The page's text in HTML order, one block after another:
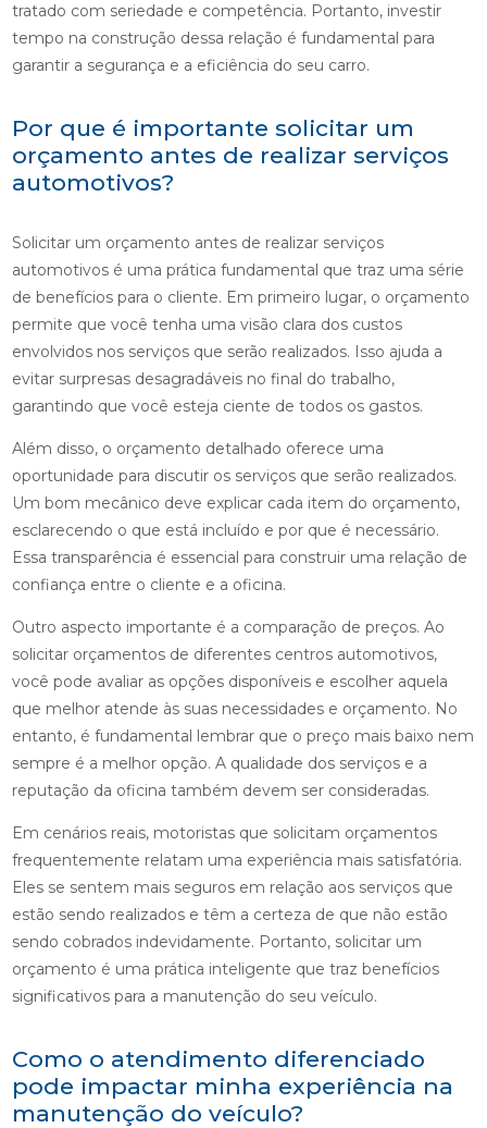
tratado com seriedade e competência. Portanto, investir
tempo na construção dessa relação é fundamental para
garantir a segurança e a eficiência do seu carro.
Por que é importante solicitar um
orçamento antes de realizar serviços
automotivos?
Solicitar um orçamento antes de realizar serviços
automotivos é uma prática fundamental que traz uma série
de benefícios para o cliente. Em primeiro lugar, o orçamento
permite que você tenha uma visão clara dos custos
envolvidos nos serviços que serão realizados. Isso ajuda a
evitar surpresas desagradáveis no final do trabalho,
garantindo que você esteja ciente de todos os gastos.
Além disso, o orçamento detalhado oferece uma
oportunidade para discutir os serviços que serão realizados.
Um bom mecânico deve explicar cada item do orçamento,
esclarecendo o que está incluído e por que é necessário.
Essa transparência é essencial para construir uma relação de
confiança entre o cliente e a oficina.
Outro aspecto importante é a comparação de preços. Ao
solicitar orçamentos de diferentes centros automotivos,
você pode avaliar as opções disponíveis e escolher aquela
que melhor atende às suas necessidades e orçamento. No
entanto, é fundamental lembrar que o preço mais baixo nem
sempre é a melhor opção. A qualidade dos serviços e a
reputação da oficina também devem ser consideradas.
Em cenários reais, motoristas que solicitam orçamentos
frequentemente relatam uma experiência mais satisfatória.
Eles se sentem mais seguros em relação aos serviços que
estão sendo realizados e têm a certeza de que não estão
sendo cobrados indevidamente. Portanto, solicitar um
orçamento é uma prática inteligente que traz benefícios
significativos para a manutenção do seu veículo.
Como o atendimento diferenciado
pode impactar minha experiência na
manutenção do veículo?